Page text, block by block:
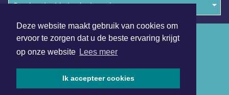
Deze website maakt gebruik van cookies om
ervoor te zorgen dat u de beste ervaring krijgt
op onze website Lees meer
Ik accepteer cookies
Overige dagbladen in de regio
Algemene voorwaarden
Disclaimer